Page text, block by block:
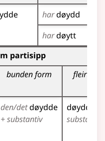
hardøydd
hardøytt
(partisippformer)
partisipp
bunden form fleirtal
den/detdøydde
+ substantiv
døydde
substantiv